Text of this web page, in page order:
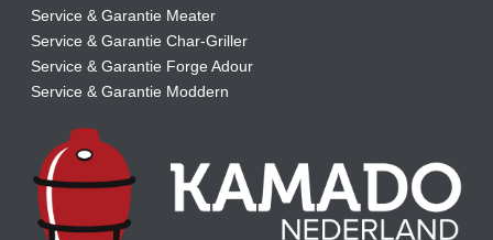
Service & Garantie Meater
Service & Garantie Char-Griller
Service & Garantie Forge Adour
Service & Garantie Moddern